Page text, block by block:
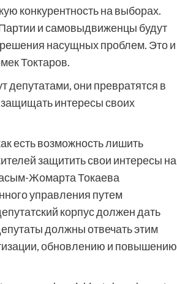
конкурентность на выборах.
и самовыдвиженцы будут
решения насущных проблем. Это и
Токтаров.
депутатами, они превратятся в
интересы своих
есть возможность лишить
защитить свои интересы на
Жомарта Токаева
управления путем
корпус должен дать
должны отвечать этим
обновлению и повышению